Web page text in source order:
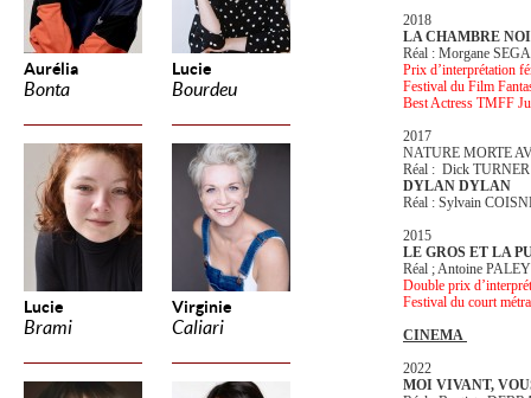
Aurélia
Bonta
Lucie
Bourdeu
Lucie
Brami
Virginie
Caliari
2018
LA CHAMBRE
Réal : Morgane
Prix d’interprétation
Festival du Film
Best Actress TMFF
2017
NATURE MORTE
Réal : Dick TURNER
DYLAN DYLAN
Réal : Sylvain
2015
LE GROS ET LA
Réal ; Antoine PALEY
Double prix
Festival du court
CINEMA
2022
MOI VIVANT,